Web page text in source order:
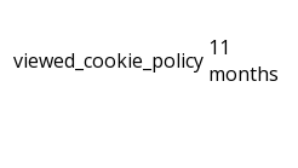
viewed_cookie_policy 11
months